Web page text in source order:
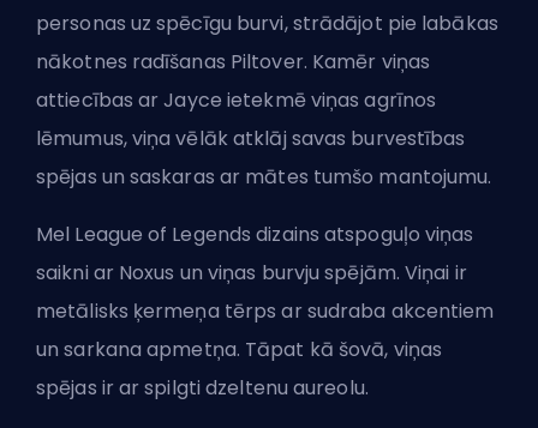
personas uz spēcīgu burvi, strādājot pie labākas
nākotnes radīšanas Piltover. Kamēr viņas
attiecības ar Jayce ietekmē viņas agrīnos
lēmumus, viņa vēlāk atklāj savas burvestības
spējas un saskaras ar mātes tumšo mantojumu.
Mel League of Legends dizains atspoguļo viņas
saikni ar Noxus un viņas burvju spējām. Viņai ir
metālisks ķermeņa tērps ar sudraba akcentiem
un sarkana apmetņa. Tāpat kā šovā, viņas
spējas ir ar spilgti dzeltenu aureolu.